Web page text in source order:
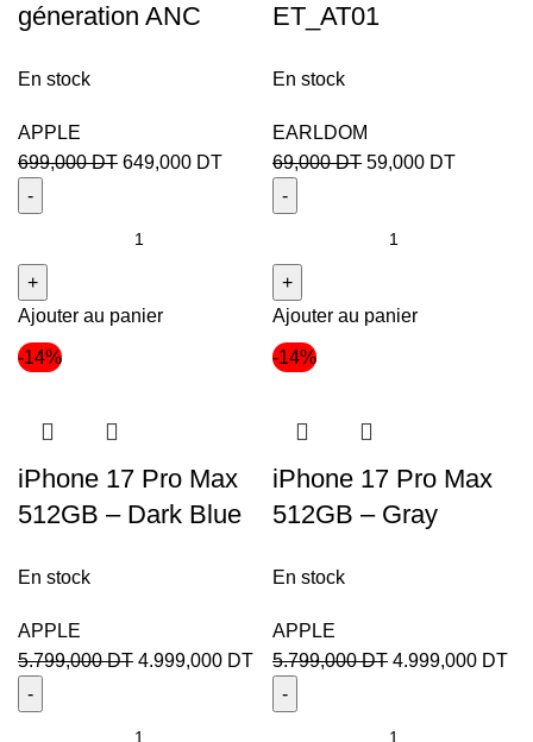
géneration ANC
En stock
APPLE
699,000DT 649,000 DT
Ajouter au panier
ET_AT01
En stock
EARLDOM
69,000DT 59,000 DT
Ajouter au panier
-14%
iPhone 17 Pro Max
512GB – Dark Blue
En stock
APPLE
5.799,000DT 4.999,000 DT
-14%
iPhone 17 Pro Max
512GB – Gray
En stock
APPLE
5.799,000DT 4.999,000 DT